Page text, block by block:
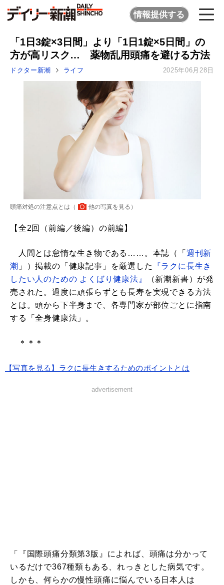
情報提供する
「1日3錠×3日間」より「1日1錠×5日間」の
方が高リスク… 薬物乱用頭痛を避ける方法
ドクター新潮 ライフ 2025年06月28日
頭痛対処の注意点とは（ 他の写真を見る ）
【全2回（前編／後編）の前編】
人間とは怠惰な生き物である……。本誌（「 週刊新
潮 」）掲載の「健康記事」を厳選した
『ラクに長生き
したい人のための よくばり健康法』
（新潮新書）が発
売された。過度に頑張らずとも長寿を実現できる方法
とは。頭から下半身まで、各専門家が部位ごとに指南
する「全身健康法」。
＊＊＊
【写真を見る】ラクに長生きするためのポイントとは
advertisement
「『国際頭痛分類第3版』によれば、頭痛は分かって
いるだけで367種類もある、れっきとした病気です。
しかも、何らかの慢性頭痛に悩んでいる日本人は